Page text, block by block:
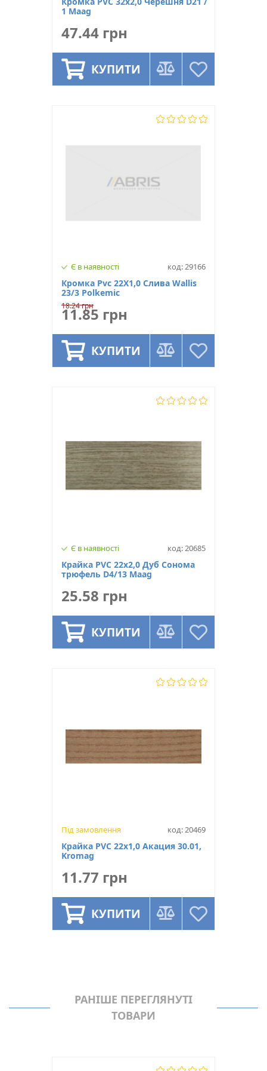
1 Maag
47.44 грн
КУПИТИ
Є в наявності код: 29166
Кромка Pvc 22Х1,0 Слива Wallis
23/3 Polkemic
18.24 грн
11.85 грн
КУПИТИ
Є в наявності код: 20685
Крайка PVC 22х2,0 Дуб Сонома
трюфель D4/13 Maag
25.58 грн
КУПИТИ
Під замовлення код: 20469
Крайка PVC 22х1,0 Акация 30.01,
Kromag
11.77 грн
КУПИТИ
РАНІШЕ ПЕРЕГЛЯНУТІ
ТОВАРИ